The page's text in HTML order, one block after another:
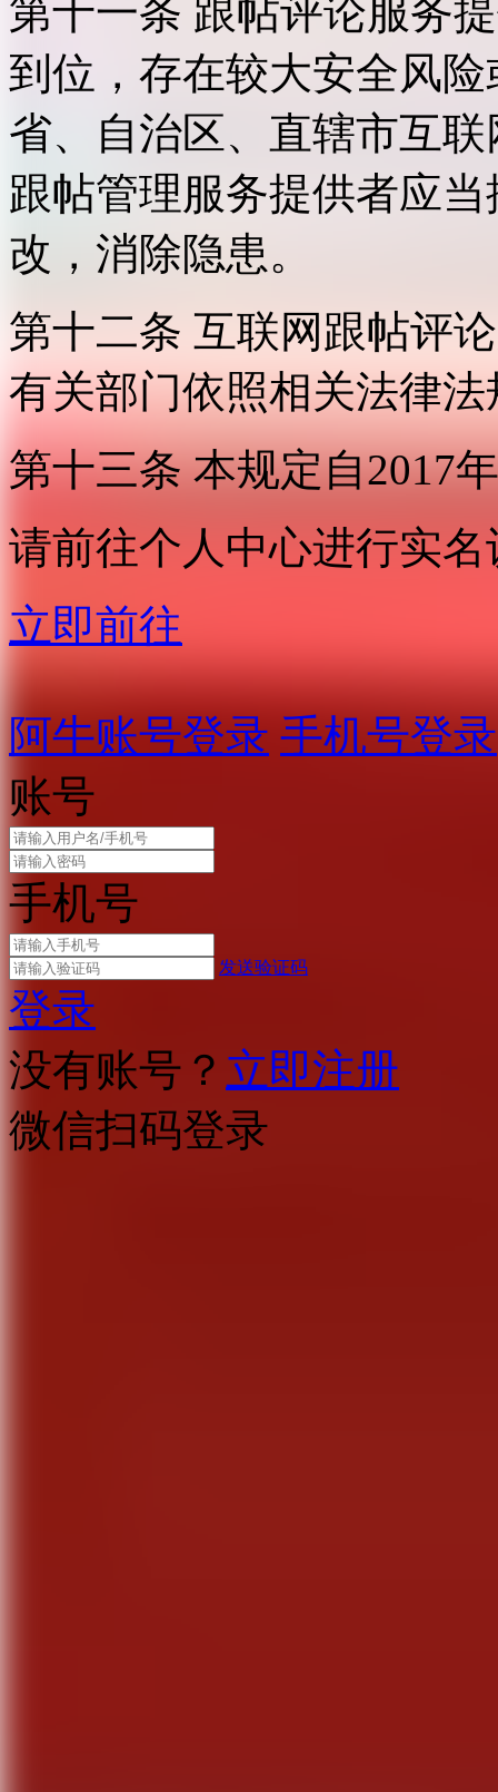
第十一条 跟帖评论服务
到位，存在较大安全风
省、自治区、直辖市互
跟帖管理服务提供者应
改，消除隐患。
第十二条 互联网跟帖评
有关部门依照相关法律
第十三条 本规定自2017
请前往个人中心进行实名
立即前往
阿牛账号登录 手机号登录
账号
手机号
发送验证码
登录
没有账号？ 立即注册
微信扫码登录